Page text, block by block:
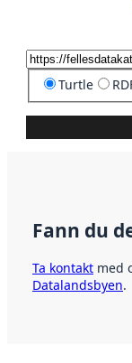
Turtle
Fann du
Ta kontakt med
Datalandsbyen.